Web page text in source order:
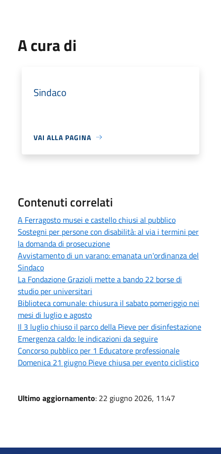
A cura di
Sindaco
VAI ALLA PAGINA
Contenuti correlati
A Ferragosto musei e castello chiusi al pubblico
Sostegni per persone con disabilità: al via i termini per
la domanda di prosecuzione
Avvistamento di un varano: emanata un'ordinanza del
Sindaco
La Fondazione Grazioli mette a bando 22 borse di
studio per universitari
Biblioteca comunale: chiusura il sabato pomeriggio nei
mesi di luglio e agosto
Il 3 luglio chiuso il parco della Pieve per disinfestazione
Emergenza caldo: le indicazioni da seguire
Concorso pubblico per 1 Educatore professionale
Domenica 21 giugno Pieve chiusa per evento ciclistico
Ultimo aggiornamento: 22 giugno 2026, 11:47